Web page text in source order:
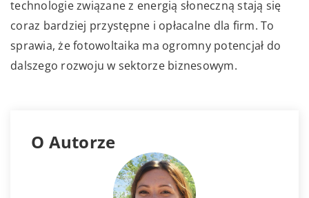
technologie związane z energią słoneczną stają się
coraz bardziej przystępne i opłacalne dla firm. To
sprawia, że fotowoltaika ma ogromny potencjał do
dalszego rozwoju w sektorze biznesowym.
O Autorze